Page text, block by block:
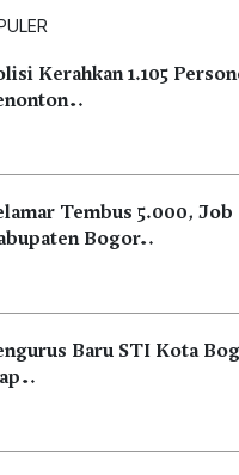
Kerahkan 1.105
Tembus 5.000, Job
Bogor…
Baru STI Kota